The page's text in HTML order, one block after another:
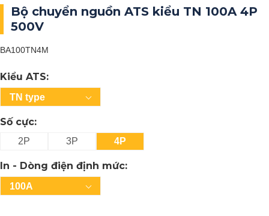
Bộ chuyển nguồn ATS kiểu TN 100A 4P
500V
BA100TN4M
Kiểu ATS:
TN type
Số cực:
2P 3P 4P
In - Dòng điện định mức:
100A